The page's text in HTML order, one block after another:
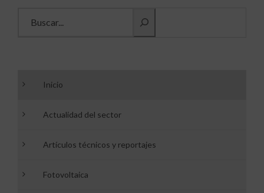
Inicio
Actualidad del sector
Artículos técnicos y reportajes
Fotovoltaica